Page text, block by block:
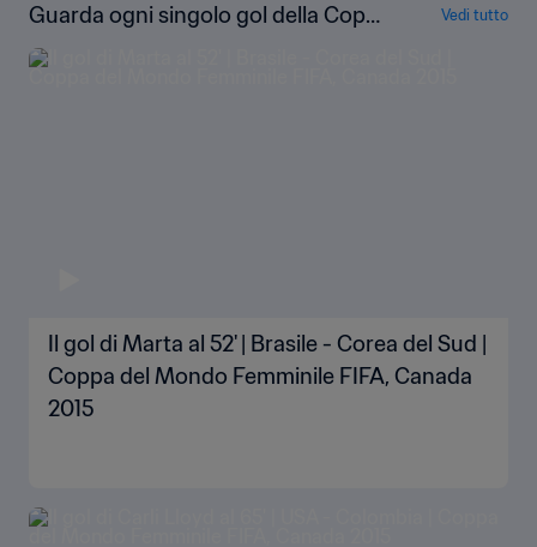
Guarda ogni singolo gol della Copp
a del Mondo Femminile FIFA Canad
a 2015
Vedi tutto
Il gol di Marta al 52' | Brasile - Corea del Sud |
Coppa del Mondo Femminile FIFA, Canada
2015